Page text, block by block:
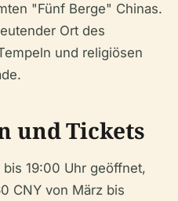
"Fünf Berge" Chinas.
Ort des
und religiösen
und Tickets
19:00 Uhr geöffnet,
CNY von März bis